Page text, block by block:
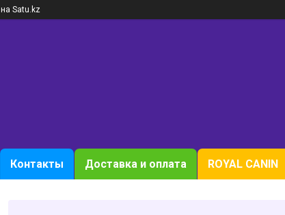
на Satu.kz
Контакты Доставка и оплата ROYAL CANIN